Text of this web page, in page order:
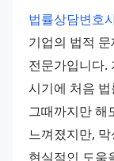
법률상담변호
기업의 법적
전문가입니다.
시기에 처음
그때까지만 해
느껴졌지만,
현실적인 도움